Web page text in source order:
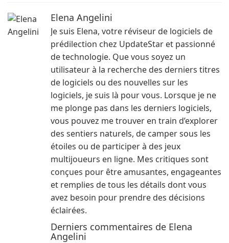
Elena Angelini
Je suis Elena, votre réviseur de logiciels de
prédilection chez UpdateStar et passionné
de technologie. Que vous soyez un
utilisateur à la recherche des derniers titres
de logiciels ou des nouvelles sur les
logiciels, je suis là pour vous. Lorsque je ne
me plonge pas dans les derniers logiciels,
vous pouvez me trouver en train d’explorer
des sentiers naturels, de camper sous les
étoiles ou de participer à des jeux
multijoueurs en ligne. Mes critiques sont
conçues pour être amusantes, engageantes
et remplies de tous les détails dont vous
avez besoin pour prendre des décisions
éclairées.
Derniers commentaires de Elena
Angelini